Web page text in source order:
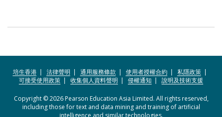
培生香港 法律聲明 通用服務條款 使用者授權合約
私隱政策
可接受使用政策
收集個人資料聲明 侵權通知 說明及技術支援
Copyright © 2026 Pearson Education Asia Limited. All rights reserved,
including those for text and data mining and training of artificial
intelligence and similar technologies.